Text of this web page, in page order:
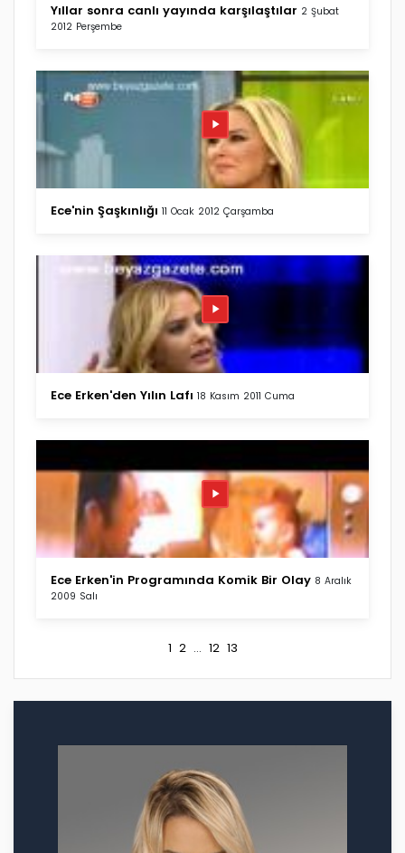
Yıllar sonra canlı yayında karşılaştılar 2 Şubat
2012 Perşembe
Ece'nin Şaşkınlığı 11 Ocak 2012 Çarşamba
Ece Erken'den Yılın Lafı 18 Kasım 2011 Cuma
Ece Erken'in Programında Komik Bir Olay 8 Aralık
2009 Salı
1 2... 12 13